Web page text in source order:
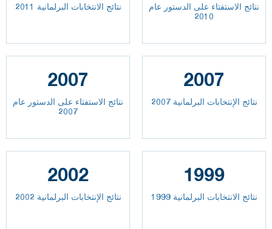
نتائج الانتخابات البرلمانية 2011
نتائج الاستفتاء على الدستور عام
2010
2007
نتائج الاستفتاء على الدستور عام
2007
2007
نتائج الإنتخابات البرلمانية 2007
2002
نتائج الإنتخابات البرلمانية 2002
1999
نتائج الانتخابات البرلمانية 1999